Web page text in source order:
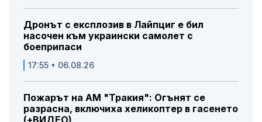
Дронът с експлозив в Лайпциг е бил
насочен към украински самолет с
боеприпаси
17:55 • 06.08.26
Пожарът на АМ "Тракия": Огънят се
разрасна, включиха хеликоптер в гасенето
(+ВИДЕО)